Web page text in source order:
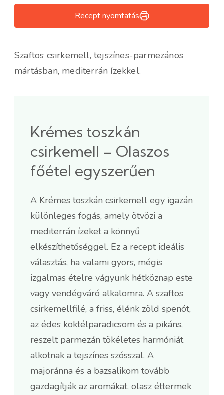
Recept nyomtatás
Szaftos csirkemell, tejszínes-parmezános
mártásban, mediterrán ízekkel.
Krémes toszkán
csirkemell – Olaszos
főétel egyszerűen
A Krémes toszkán csirkemell egy igazán
különleges fogás, amely ötvözi a
mediterrán ízeket a könnyű
elkészíthetőséggel. Ez a recept ideális
választás, ha valami gyors, mégis
izgalmas ételre vágyunk hétköznap este
vagy vendégváró alkalomra. A szaftos
csirkemellfilé, a friss, élénk zöld spenót,
az édes koktélparadicsom és a pikáns,
reszelt parmezán tökéletes harmóniát
alkotnak a tejszínes szósszal. A
majoránna és a bazsalikom tovább
gazdagítják az aromákat, olasz éttermek